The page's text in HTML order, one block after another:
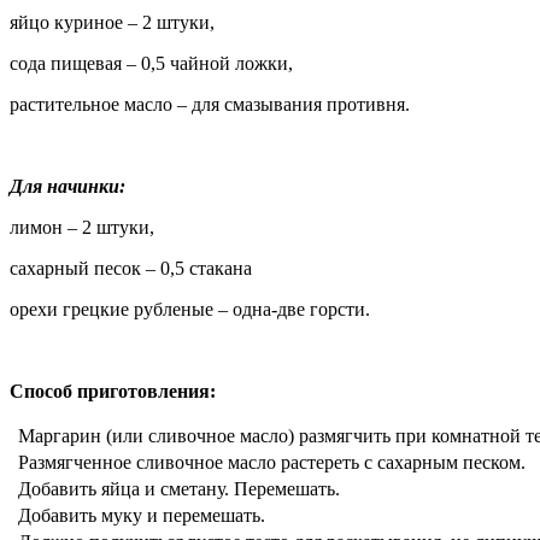
яйцо куриное – 2 штуки,
сода пищевая – 0,5 чайной ложки,
растительное масло – для смазывания противня.
Для начинки:
лимон – 2 штуки,
сахарный песок – 0,5 стакана
орехи грецкие рубленые – одна-две горсти.
Способ приготовления:
Маргарин (или сливочное масло) размягчить при комнатной
Размягченное сливочное масло растереть с сахарным песком.
Добавить яйца и сметану. Перемешать.
Добавить муку и перемешать.